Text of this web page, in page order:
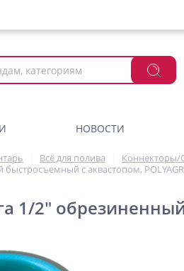
НОВОСТИ
Всё для полива
Коннекторы/
с аквастопом,
1/2"